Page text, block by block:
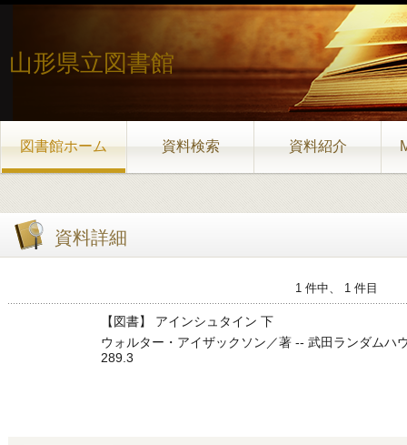
山形県立図書館
図書館ホーム 資料検索 資料紹介
資料詳細
1 件中、 1 件目
【図書】 アインシュタイン 下
ウォルター・アイザックソン／著 -- 武田ランダム
289.3